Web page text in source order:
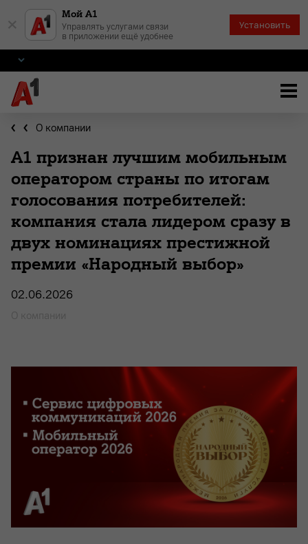
Мой А1
Управлять услугами связи
в приложении ещё удобнее
Установить
О компании
А1 признан лучшим мобильным
оператором страны по итогам
голосования потребителей:
компания стала лидером сразу в
двух номинациях престижной
премии «Народный выбор»
02.06.2026